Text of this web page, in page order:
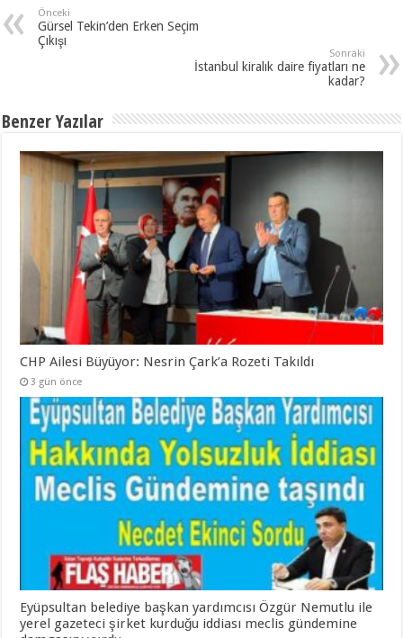
Önceki
Gürsel Tekin’den Erken Seçim
Çıkışı
Sonraki
İstanbul kiralık daire fiyatları ne
kadar?
Benzer Yazılar
CHP Ailesi Büyüyor: Nesrin Çark’a Rozeti Takıldı
3 gün önce
Eyüpsultan belediye başkan yardımcısı Özgür Nemutlu ile
yerel gazeteci şirket kurduğu iddiası meclis gündemine